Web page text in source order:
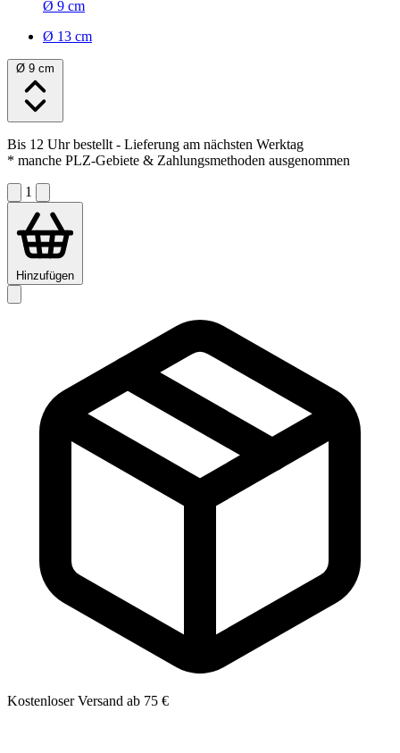
Ø 9 cm
Ø 13 cm
Ø 9 cm
Bis 12 Uhr bestellt- Lieferung am nächsten Werktag
* manche PLZ-Gebiete & Zahlungsmethoden ausgenommen
1
Hinzufügen
Kostenloser Versand ab 75 €